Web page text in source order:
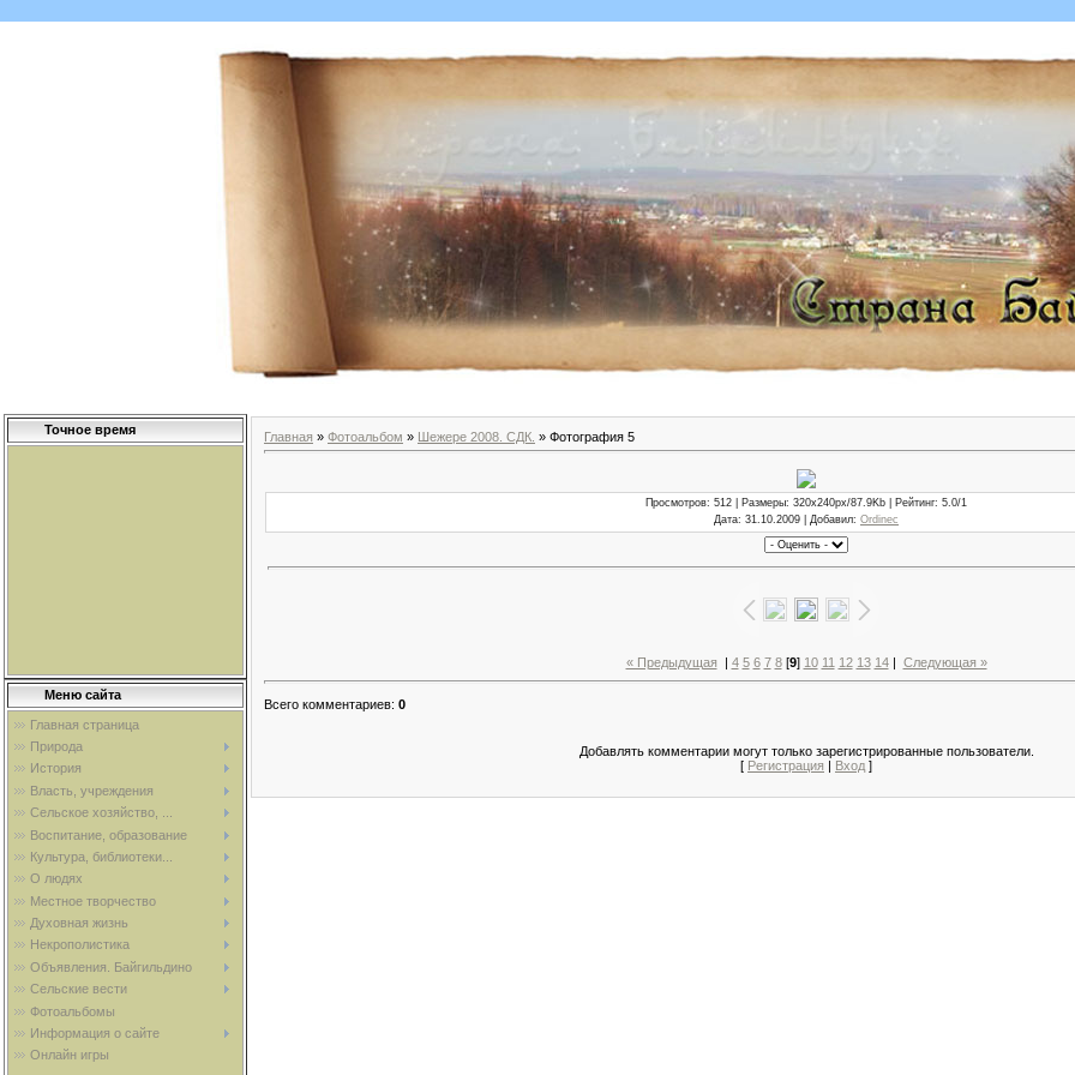
Точное время
Меню сайта
Главная страница
Природа
История
Власть, учреждения
Сельское хозяйство, ...
Воспитание, образование
Культура, библиотеки...
О людях
Местное творчество
Духовная жизнь
Некрополистика
Объявления. Байгильдино
Сельские вести
Фотоальбомы
Информация о сайте
Онлайн игры
Главная » Фотоальбом » Шежере 2008. СДК. » Фотография 5
Просмотров: 512 | Размеры: 320x240px/87.9Kb | Рейтинг: 5.0/1
Дата: 31.10.2009 | Добавил: Ordinec
« Предыдущая 4 5 6 7 8[9] 10 11 12 13 14| Следующая »
Всего комментариев: 0
Добавлять комментарии могут только зарегистрированные пользователи.
[ Регистрация | Вход ]